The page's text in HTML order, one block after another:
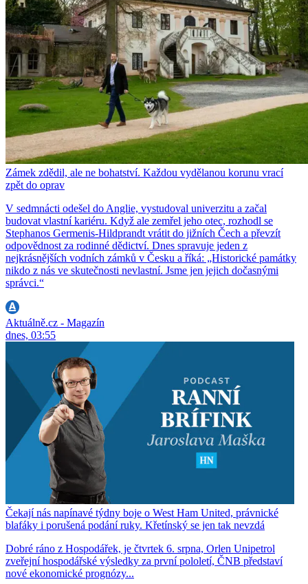
Zámek zdědil, ale ne bohatství. Každou vydělanou korunu vrací
zpět do oprav
V sedmnácti odešel do Anglie, vystudoval univerzitu a začal
budovat vlastní kariéru. Když ale zemřel jeho otec, rozhodl se
Stephanos Germenis-Hildprandt vrátit do jižních Čech a převzít
odpovědnost za rodinné dědictví. Dnes spravuje jeden z
nejkrásnějších vodních zámků v Česku a říká: „Historické památky
nikdo z nás ve skutečnosti nevlastní. Jsme jen jejich dočasnými
správci.“
Aktuálně.cz - Magazín
dnes, 03:55
Čekají nás napínavé týdny boje o West Ham United, právnické
blafáky i porušená podání ruky. Křetínský se jen tak nevzdá
Dobré ráno z Hospodářek, je čtvrtek 6. srpna, Orlen Unipetrol
zveřejní hospodářské výsledky za první pololetí, ČNB představí
nové ekonomické prognózy...